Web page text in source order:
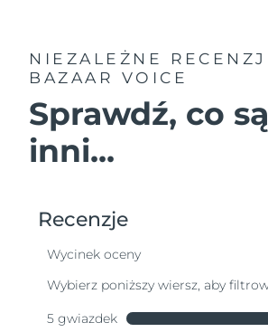
NIEZALEŻNE
BAZAAR VOICE
Sprawdź, co
inni...